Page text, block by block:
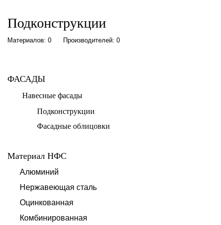
Подконструкции
Материалов: 0 Производителей: 0
ФАСАДЫ
Навесные фасады
Подконструкции
Фасадные облицовки
Материал НФС
Алюминий
Нержавеющая сталь
Оцинкованная
Комбинированная